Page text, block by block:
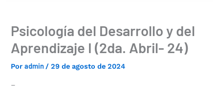
Psicología del Desarrollo y del
Aprendizaje I (2da. Abril- 24)
Poradmin /29 de agosto de 2024
–